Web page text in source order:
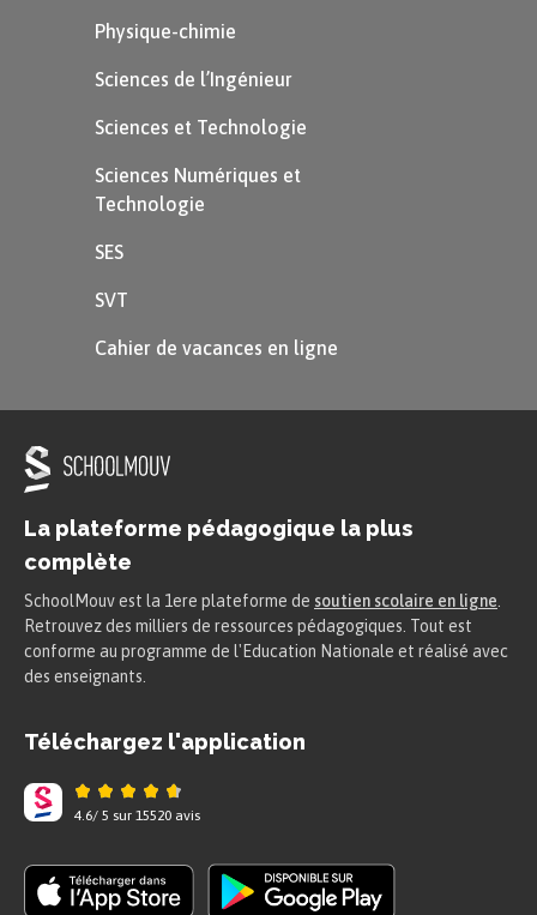
Physique-chimie
Sciences de l’Ingénieur
Sciences et Technologie
Sciences Numériques et
Technologie
SES
SVT
Cahier de vacances en ligne
La plateforme pédagogique la plus
complète
SchoolMouv est la 1ere plateforme de soutien scolaire en ligne
Retrouvez des milliers de ressources pédagogiques. Tout est
conforme au programme de l'Education Nationale et réalisé avec
des enseignants.
Téléchargez l'application
4.6/ 5 sur 15520 avis